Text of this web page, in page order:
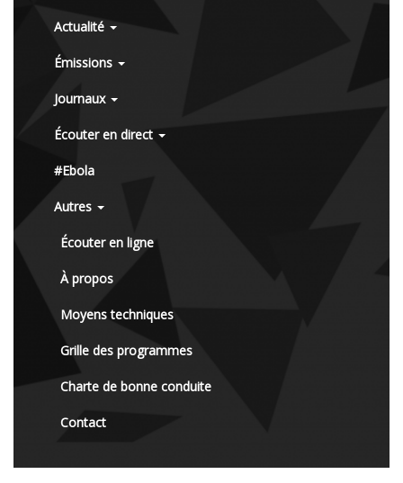
Actualité
Émissions
Journaux
Écouter en direct
#Ebola
Autres
Écouter en ligne
À propos
Moyens techniques
Grille des programmes
Charte de bonne conduite
Contact